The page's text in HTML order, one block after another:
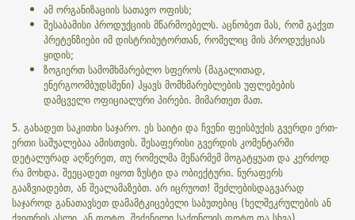
ამ ორგანიზაციის სათავო ოფისს;
შესაბამისი პროდუქციის მწარმოებელს. აცნობეთ მას, რომ გაქვთ
პრეტენზიები იმ დისტრიბუტორთან, რომელიც მის პროდუქციას
ყიდის;
ზოგიერთ სამომხმარებლო სფეროს (მაგალითად,
ენერგოომბუდსმენი) ჰყავს მომხმარებლების უფლებების
დამცველი ოფიციალური პირები. მიმართეთ მათ.
5. გახადეთ საკითხი საჯარო. ეს საიტი და ჩვენი ფეისბუქის გვერდი ერთ-
ერთი საშუალებაა ამისთვის. შესაფერისი გვერდის კომენტარში
დეტალურად აღწერეთ, თუ რომელმა მეწარმემ მოგატყუათ და კერძოდ
რა მოხდა. შეეცადეთ იყოთ ზუსტი და ობიექტური. ნურაფერს
გააზვიადებთ, ან შეალამაზებთ. არ იცრუოთ! შეძლებისდაგვარად
საჯაროდ განათავსეთ დამამტკიცებელი საბუთებიც (ხელშეკრულების ან